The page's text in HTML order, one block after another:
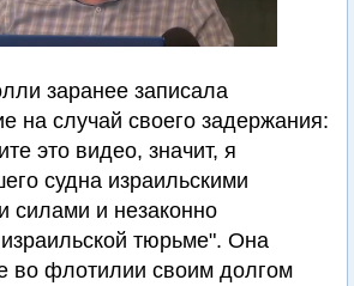
заранее записала
на случай своего задержания:
это видео, значит, я
судна израильскими
силами и незаконно
тюрьме". Она
во флотилии своим долгом